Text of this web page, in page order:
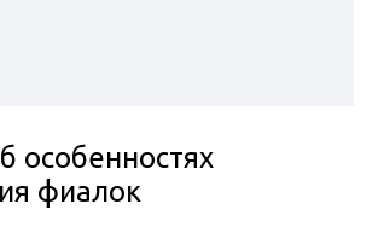
особенностях
фиалок